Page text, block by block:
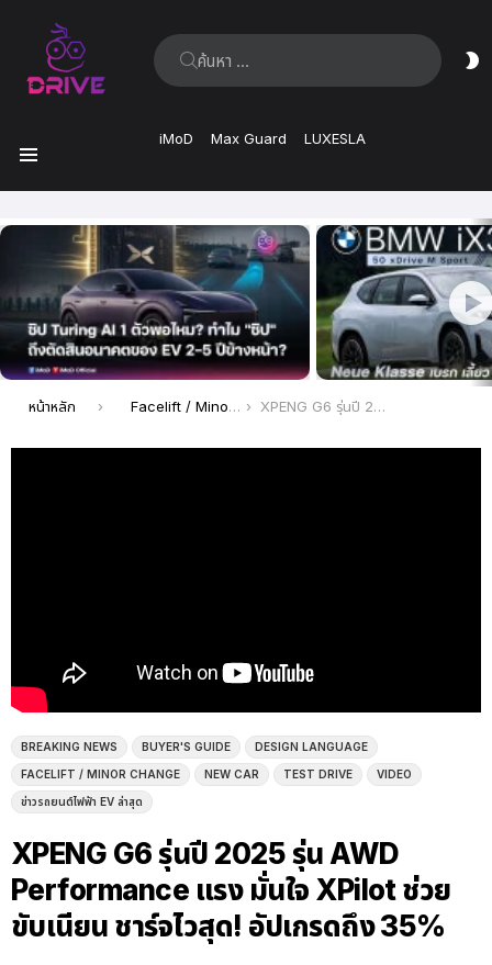
ค้นหา:
iMoD Max Guard LUXESLA
ล่าสุด
คุณอยู่ที่นี่:
หน้าหลัก Facelift / Minor Change XPENG G6 รุ่นปี 2025 รุ่น AWD Performance แรง มั่นใจ XPilot ช่วยขับเนียน ชาร์จไวสุด! อัปเกรดถึง 35%
BREAKING NEWS BUYER'S GUIDE DESIGN LANGUAGE
FACELIFT / MINOR CHANGE NEW CAR TEST DRIVE VIDEO
ข่าวรถยนต์ไฟฟ้า EV ล่าสุด
XPENG G6 รุ่นปี 2025 รุ่น AWD
Performance แรง มั่นใจ XPilot ช่วย
ขับเนียน ชาร์จไวสุด! อัปเกรดถึง 35%